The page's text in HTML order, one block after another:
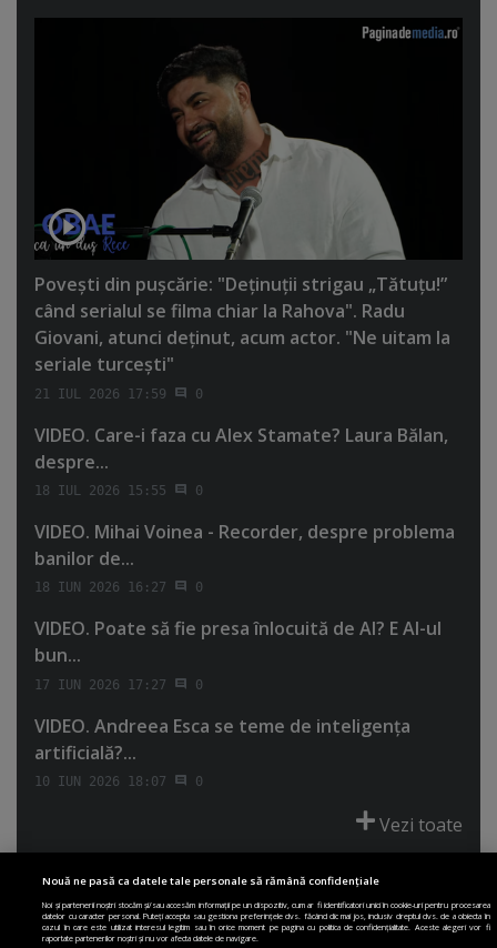
Poveşti din puşcărie: "Deţinuţii strigau „Tătuţu!”
când serialul se filma chiar la Rahova". Radu
Giovani, atunci deţinut, acum actor. "Ne uitam la
seriale turceşti"
21 IUL 2026 17:59 0
VIDEO. Care-i faza cu Alex Stamate? Laura Bălan,
despre...
18 IUL 2026 15:55 0
VIDEO. Mihai Voinea - Recorder, despre problema
banilor de...
18 IUN 2026 16:27 0
VIDEO. Poate să fie presa înlocuită de AI? E AI-ul
bun...
17 IUN 2026 17:27 0
VIDEO. Andreea Esca se teme de inteligenţa
artificială?...
10 IUN 2026 18:07 0
Vezi toate
PRIMA PAGINĂ POLITICA DE COLECTARE ACORD COOKIE
Nouă ne pasă ca datele tale personale să rămână confidențiale
Noi și partenerii noștri stocăm și/sau accesăm informații pe un dispozitiv, cum ar fi identificatori unici în cookie-uri pentru procesarea
datelor cu caracter personal. Puteți accepta sau gestiona preferințele dvs. făcând clic mai jos, inclusiv dreptul dvs. de a obiecta în
cazul în care este utilizat interesul legitim sau în orice moment pe pagina cu politica de confidențialitate. Aceste alegeri vor fi
raportate partenerilor noștri și nu vor afecta datele de navigare.